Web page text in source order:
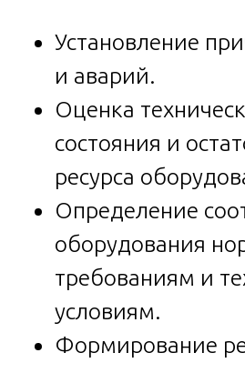
Установление
и аварий.
Оценка
состояния и
ресурса
Определение
оборудования
требованиям и
условиям.
Формирование